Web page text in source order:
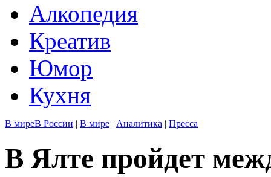
Алкопедия
Креатив
Юмор
Кухня
В миреВ России | В мире | Аналитика | Пресса
В Ялте пройдет